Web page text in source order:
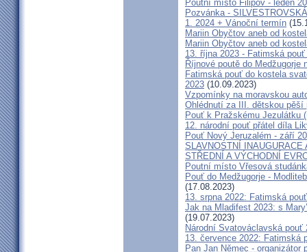
Poutní místo Filipov - leden
Pozvánka -
1. 2024 + Vánoční termín
Mariin Obyčtov aneb od
Mariin Obyčtov aneb od
13. října 2023 - Fatimská
Říjnové poutě do Medžugorje
Fatimská pouť do kostela
2023 (10.09.2023)
Vzpomínky na moravskou
Ohlédnutí za III. dětskou pěší
Pouť k Pražskému Jezulátku
12. národní pouť přátel díla
Pouť Nový Jeruzalém - září
SLAVNOSTNÍ
STŘEDNÍ A VÝCHODNÍ
Poutní místo Vřesová
Pouť do Medžugorje -
(17.08.2023)
13. srpna 2022: Fatimská
Jak na Mladifest 2023: s
(19.07.2023)
Národní Svatováclavská pouť
13. července 2022: Fatimská
Pan Jan Němec -